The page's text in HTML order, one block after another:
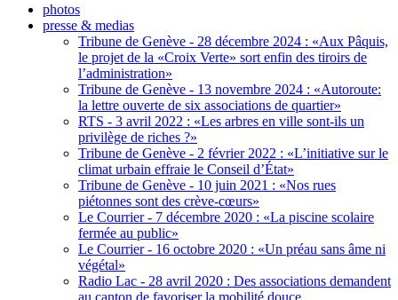
photos
presse & medias
Tribune de Genève - 28 décembre 2024 : «Aux Pâquis,
le projet de la «Croix Verte» sort enfin des tiroirs de
l’administration»
Tribune de Genève - 13 novembre 2024 : «Autoroute:
la lettre ouverte de six associations de quartier»
RTS - 3 avril 2022 : «Les arbres en ville sont-ils un
privilège de riches ?»
Tribune de Genève - 2 février 2022 : «L’initiative sur le
climat urbain effraie le Conseil d’État»
Tribune de Genève - 10 juin 2021 : «Nos rues
piétonnes sont des crève-cœurs»
Le Courrier - 7 décembre 2020 : «La piscine scolaire
fermée au public»
Le Courrier - 16 octobre 2020 : «Un préau sans âme ni
végétal»
Radio Lac - 28 avril 2020 : Des associations demandent
au canton de favoriser la mobilité douce